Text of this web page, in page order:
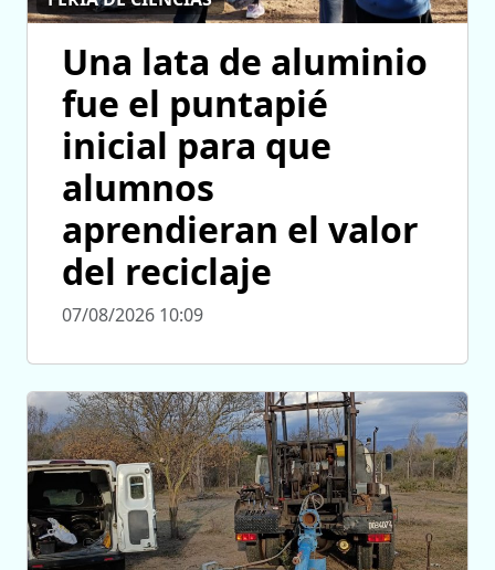
Una lata de aluminio
fue el puntapié
inicial para que
alumnos
aprendieran el valor
del reciclaje
07/08/2026 10:09